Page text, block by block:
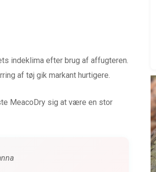
indeklima efter brug af affugteren.
af tøj gik markant hurtigere.
MeacoDry sig at være en stor
0 kommentarer